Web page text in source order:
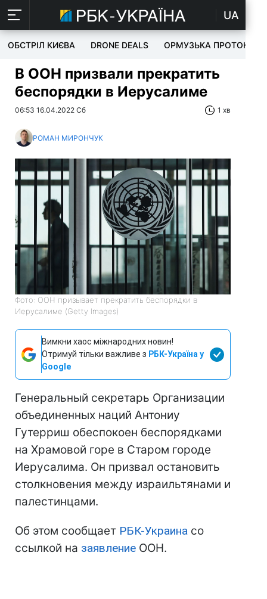
UA
ОБСТРІЛ КИЄВА DRONE DEALS ОРМУЗЬКА ПРОТОКА
В ООН призвали прекратить
беспорядки в Иерусалиме
06:53 16.04.2022 Сб 1 хв
РОМАН МИРОНЧУК
Фото: ООН призывает прекратить беспорядки в
Иерусалиме (Getty Images)
Вимкни хаос міжнародних новин!
Отримуй тільки важливе з РБК-Україна у
Google
Генеральный секретарь Организации
объединенных наций Антониу
Гутерриш обеспокоен беспорядками
на Храмовой горе в Старом городе
Иерусалима. Он призвал остановить
столкновения между израильтянами и
палестинцами.
Об этом сообщает РБК-Украина со
ссылкой на заявление ООН.